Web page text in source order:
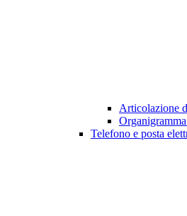
Articolazione
Organigramma
Telefono e posta